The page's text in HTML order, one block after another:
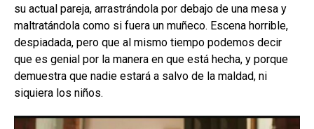
su actual pareja, arrastrándola por debajo de una mesa y
maltratándola como si fuera un muñeco. Escena horrible,
despiadada, pero que al mismo tiempo podemos decir
que es genial por la manera en que está hecha, y porque
demuestra que nadie estará a salvo de la maldad, ni
siquiera los niños.